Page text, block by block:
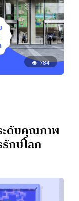
784
ะดับคุณภาพ
กษ์โลก